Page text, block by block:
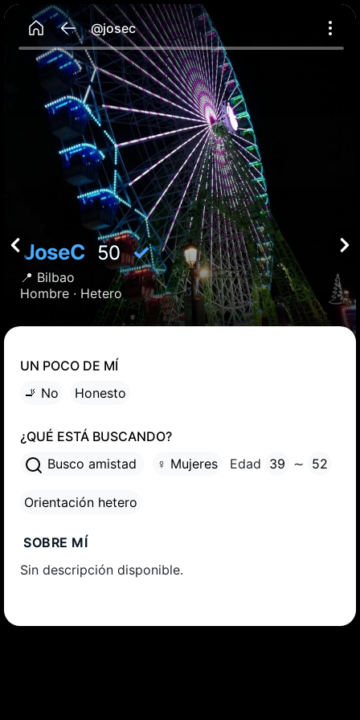
@josec
JoseC 50✓
📍 Bilbao
Hombre · Hetero
UN POCO DE MÍ
🚬 No
Honesto
¿QUÉ ESTÁ BUSCANDO?
Busco amistad
♀ Mujeres Edad 39 ∼ 52
Orientación hetero
SOBRE MÍ
Sin descripción disponible.